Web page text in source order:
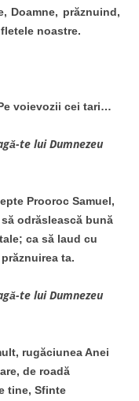
Doamne, prăznuind,
noastre.
voievozii cei tari…
te lui Dumnezeu
Prooroc Samuel,
odrăslească bună
ca să laud cu
ta.
te lui Dumnezeu
rugăciunea Anei
de roadă
tine, Sfinte